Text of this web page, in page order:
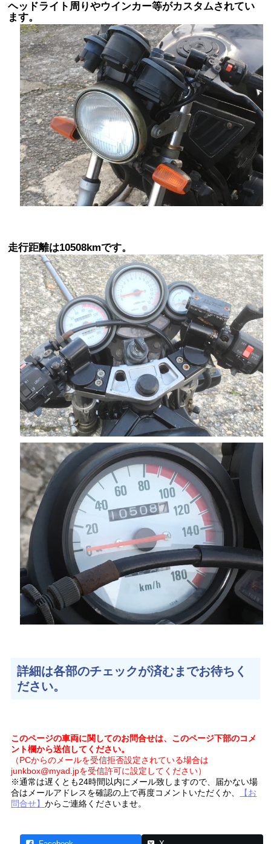
ヘッドライト周りやウインカー等がカスタムされてい
ます。
走行距離は10508kmです。
詳細は各部のチェックが済むまでお待ちく
ださい。
このページの車両に関してのお問合せは、このページ下部のコメ
ント欄から送信してください。
（PCからのメールを受信拒否設定されている場合は
junkbox@myad.jpを受信許可に設定してください）
※通常は遅くとも24時間以内にメール致しますので、届かない場
合はメールアドレスを確認の上で再度コメントいただくか、
【お
問合せ】からご連絡くださいませ。